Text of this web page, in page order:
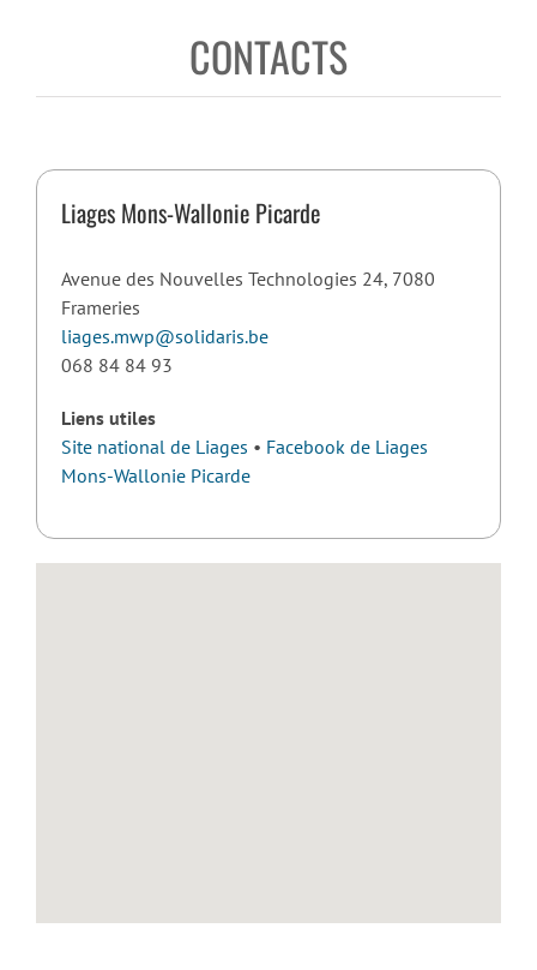
CONTACTS
Liages Mons-Wallonie Picarde
Avenue des Nouvelles Technologies 24, 7080
Frameries
liages.mwp@solidaris.be
068 84 84 93
Liens utiles
Site national de Liages • Facebook de Liages
Mons-Wallonie Picarde